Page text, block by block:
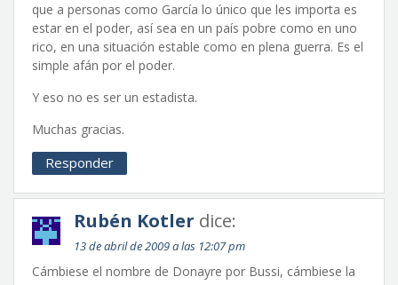
que a personas como García lo único que les importa es
estar en el poder, así sea en un país pobre como en uno
rico, en una situación estable como en plena guerra. Es el
simple afán por el poder.
Y eso no es ser un estadista.
Muchas gracias.
Responder
Rubén Kotler dice:
13 de abril de 2009 a las 12:07 pm
Cámbiese el nombre de Donayre por Bussi, cámbiese la